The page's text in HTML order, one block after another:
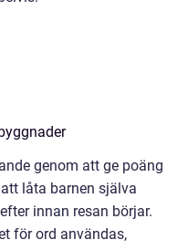
genom att ge poäng
låta barnen själva
innan resan börjar.
för ord användas,